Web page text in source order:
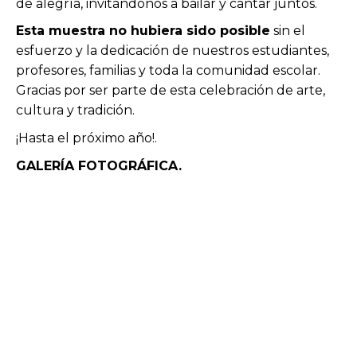
de alegría, invitándonos a bailar y cantar juntos.
Esta muestra no hubiera sido posible sin el
esfuerzo y la dedicación de nuestros estudiantes,
profesores, familias y toda la comunidad escolar.
Gracias por ser parte de esta celebración de arte,
cultura y tradición.
¡Hasta el próximo año!.
GALERÍA FOTOGRÁFICA.